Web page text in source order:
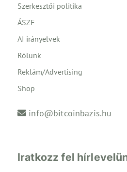
Szerkesztői politika
ÁSZF
AI irányelvek
Rólunk
Reklám/Advertising
Shop
info@bitcoinbazis.hu
Iratkozz fel